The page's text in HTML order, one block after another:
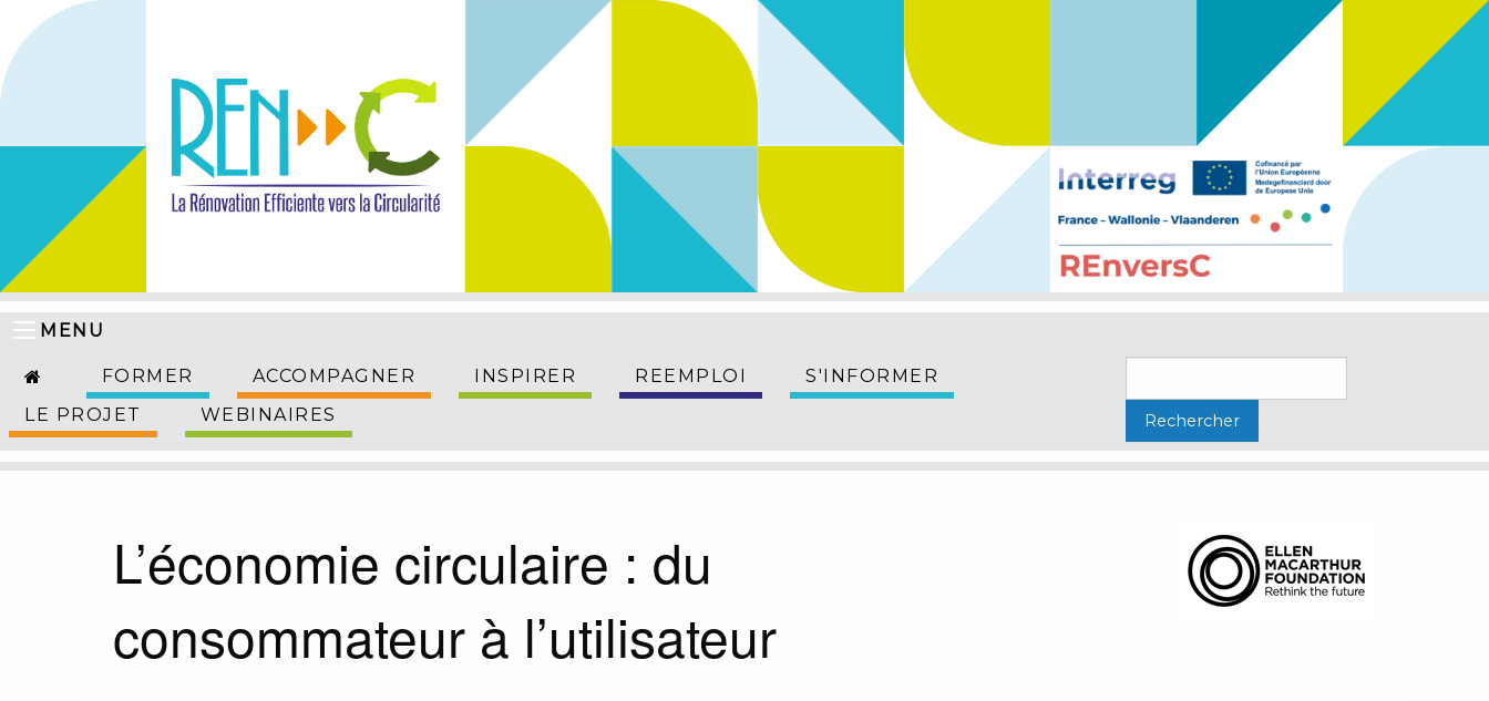
MENU
FORMER ACCOMPAGNER INSPIRER REEMPLOI
S'INFORMER
LE PROJET
WEBINAIRES
L’économie circulaire : du
consommateur à l’utilisateur